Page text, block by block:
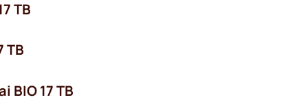
TB
TB
BIO 17 TB